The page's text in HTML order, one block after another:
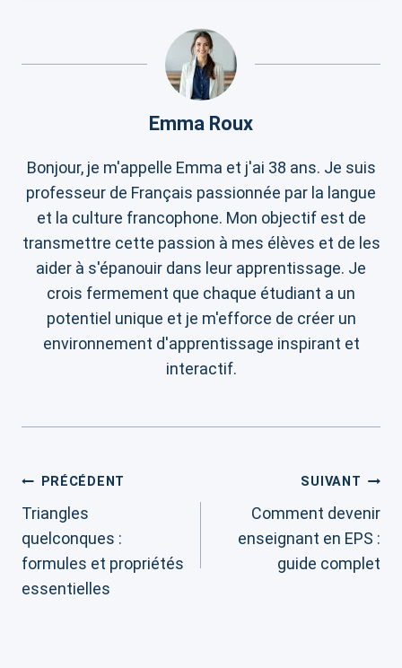
Emma Roux
Bonjour, je m'appelle Emma et j'ai 38 ans. Je suis
professeur de Français passionnée par la langue
et la culture francophone. Mon objectif est de
transmettre cette passion à mes élèves et de les
aider à s'épanouir dans leur apprentissage. Je
crois fermement que chaque étudiant a un
potentiel unique et je m'efforce de créer un
environnement d'apprentissage inspirant et
interactif.
Navigation
de
l’article
PRÉCÉDENT
Triangles
quelconques :
formules et propriétés
essentielles
SUIVANT
Comment devenir
enseignant en EPS :
guide complet